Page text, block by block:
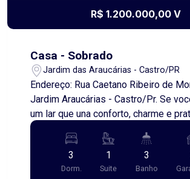
R$ 1.200.000,00 V
Casa - Sobrado
Jardim das Araucárias - Castro/PR
Endereço: Rua Caetano Ribeiro de
Jardim Araucárias - Castro/Pr. Se você procura
um lar que una conforto, charme e
essa é a sua oportunidade! Este lindo
aconchegante sobrado está
Jardim das Araucárias, uma região
perfeita para quem deseja viver com
3
Dorm.
1
Suite
3
Banho